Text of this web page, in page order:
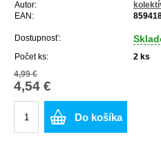
Autor:
EAN:
Dostupnosť:
Počet ks: 2 ks
4,99 €
4,54 €
Do košíka